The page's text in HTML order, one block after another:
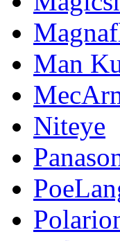
Man
Niteye